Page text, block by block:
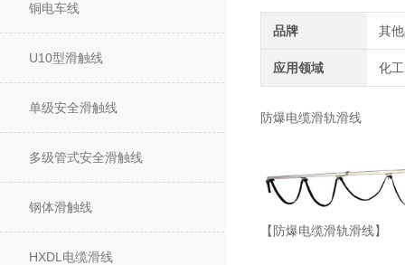
铜电车线
U10型滑触线
单级安全滑触线
多级管式安全滑触线
钢体滑触线
HXDL电缆滑线
品牌 其
应用领域 化
防爆电缆滑轨滑线
【防爆电缆滑轨滑线】